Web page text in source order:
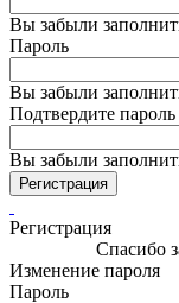
Вы забыли
Пароль
Вы забыли
Подтвердите пароль
Вы забыли
Регистрация
Регистрация
Спасибо
Изменение пароля
Пароль